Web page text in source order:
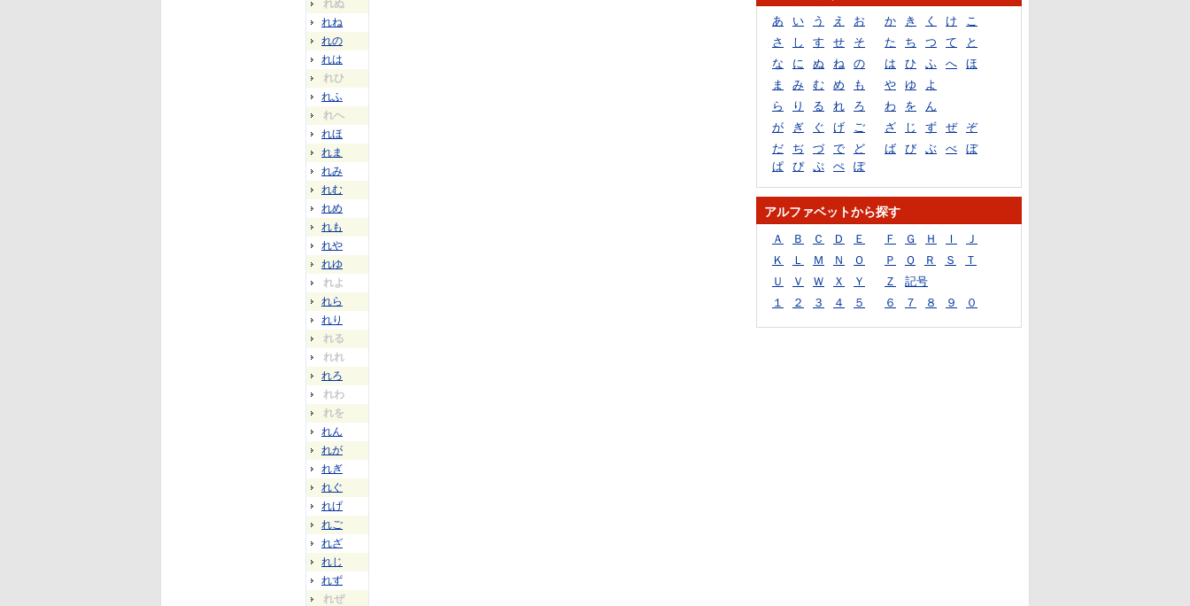
れぬ
れね
れの
れは
れひ
れふ
れへ
れほ
れま
れみ
れむ
れめ
れも
れや
れゆ
れよ
れら
れり
れる
れれ
れろ
れわ
れを
れん
れが
れぎ
れぐ
れげ
れご
れざ
れじ
れず
れぜ
あ い う え お か き く け
こ
さ
し す せ そ た ち つ て
と
な
に ぬ ね の は ひ ふ へ
ほ
ま
み む め も や ゆ
よ
ら
り る れ ろ わ を
ん
が
ぎ ぐ げ ご ざ じ ず ぜ
ぞ
だ
ぢ づ で ど ば び ぶ べ
ぼ
ぱ
ぴ ぷ ぺ ぽ
アルファベットから探す
Ａ Ｂ Ｃ Ｄ Ｅ Ｆ Ｇ Ｈ Ｉ
Ｊ
Ｋ
Ｌ Ｍ Ｎ Ｏ Ｐ Ｑ Ｒ Ｓ
Ｔ
Ｕ
Ｖ Ｗ Ｘ Ｙ Ｚ
記号
１
２ ３ ４ ５ ６ ７ ８ ９ ０